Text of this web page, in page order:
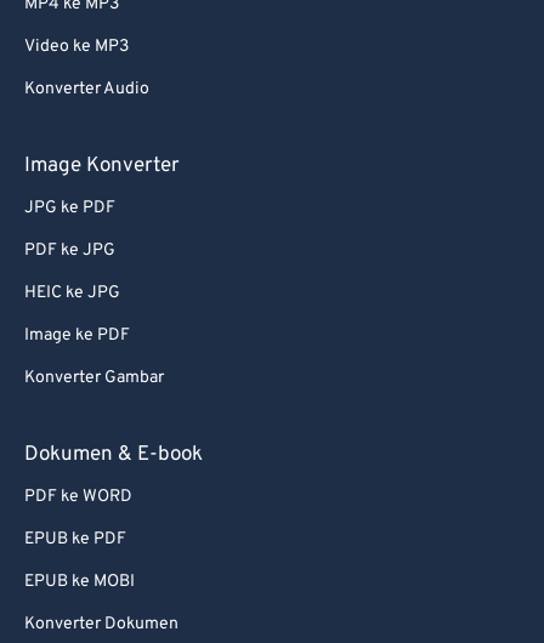
MP4 ke MP3
Video ke MP3
Konverter Audio
Image Konverter
JPG ke PDF
PDF ke JPG
HEIC ke JPG
Image ke PDF
Konverter Gambar
Dokumen & E-book
PDF ke WORD
EPUB ke PDF
EPUB ke MOBI
Konverter Dokumen